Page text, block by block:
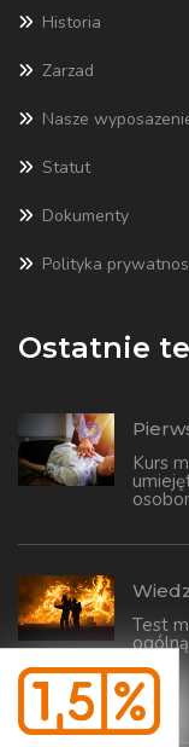
Historia
Zarzad
Nasze
Statut
Dokumenty
Polityka
Ostatnie
Kurs
Test